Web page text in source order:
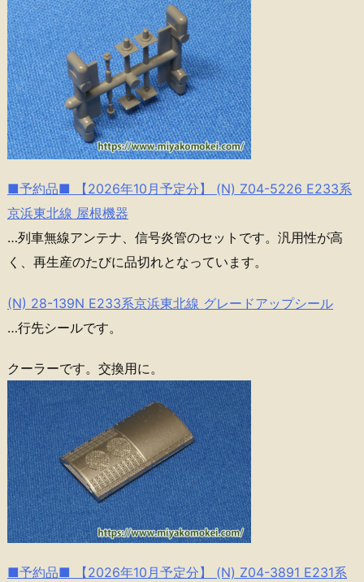
■予約品■ 【2026年10月予定分】 (N) Z04-5226 E233系
京浜東北線 屋根機器
…列車無線アンテナ、信号炎管のセットです。汎用性が高
く、再生産のたびに品切れとなっています。
(N) 28-139N E233系京浜東北線 グレードアップシール
…行先シールです。
クーラーです。交換用に。
■予約品■ 【2026年10月予定分】 (N) Z04-3891 E231系